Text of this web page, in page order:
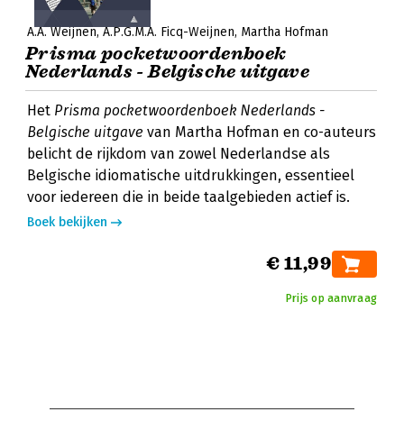
A.A. Weijnen A.P.G.M.A. Ficq-Weijnen Martha Hofman
Prisma pocketwoordenboek
Nederlands - Belgische uitgave
Het Prisma pocketwoordenboek Nederlands -
Belgische uitgave van Martha Hofman en co-auteurs
belicht de rijkdom van zowel Nederlandse als
Belgische idiomatische uitdrukkingen, essentieel
voor iedereen die in beide taalgebieden actief is.
Boek bekijken
€ 11,99
Prijs op aanvraag